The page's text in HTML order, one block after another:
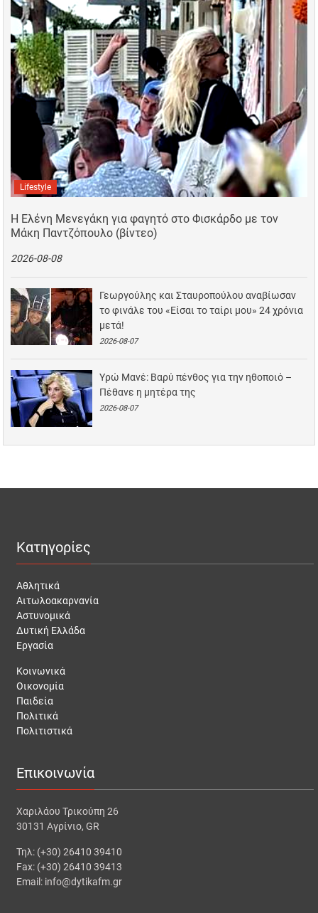
Lifestyle
Η Ελένη Μενεγάκη για φαγητό στο Φισκάρδο με τον
Μάκη Παντζόπουλο (βίντεο)
2026-08-08
Γεωργούλης και Σταυροπούλου αναβίωσαν
το φινάλε του «Είσαι το ταίρι μου» 24 χρόνια
μετά!
2026-08-07
Υρώ Μανέ: Βαρύ πένθος για την ηθοποιό –
Πέθανε η μητέρα της
2026-08-07
Κατηγορίες
Αθλητικά
Αιτωλοακαρνανία
Αστυνομικά
Δυτική Ελλάδα
Εργασία
Κοινωνικά
Οικονομία
Παιδεία
Πολιτικά
Πολιτιστικά
Επικοινωνία
Χαριλάου Τρικούπη 26
30131 Αγρίνιο, GR
Τηλ: (+30) 26410 39410
Fax: (+30) 26410 39413
Email: info@dytikafm.gr